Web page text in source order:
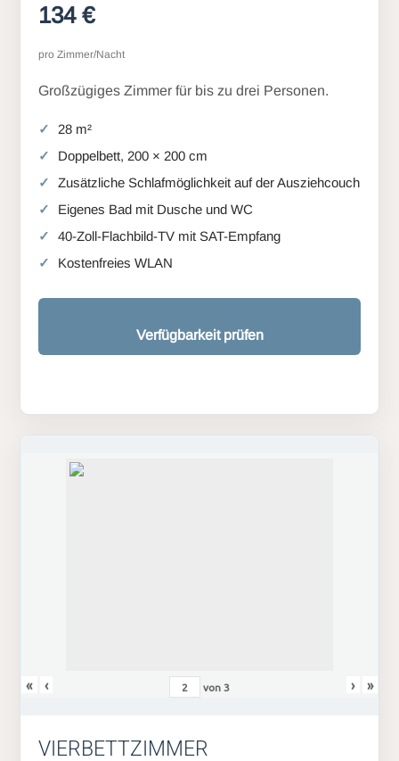
134 €
pro Zimmer/Nacht
Großzügiges Zimmer für bis zu drei Personen.
28 m²
Doppelbett, 200 × 200 cm
Zusätzliche Schlafmöglichkeit auf der Ausziehcouch
Eigenes Bad mit Dusche und WC
40-Zoll-Flachbild-TV mit SAT-Empfang
Kostenfreies WLAN
Verfügbarkeit prüfen
« ‹ von3 › »
VIERBETTZIMMER